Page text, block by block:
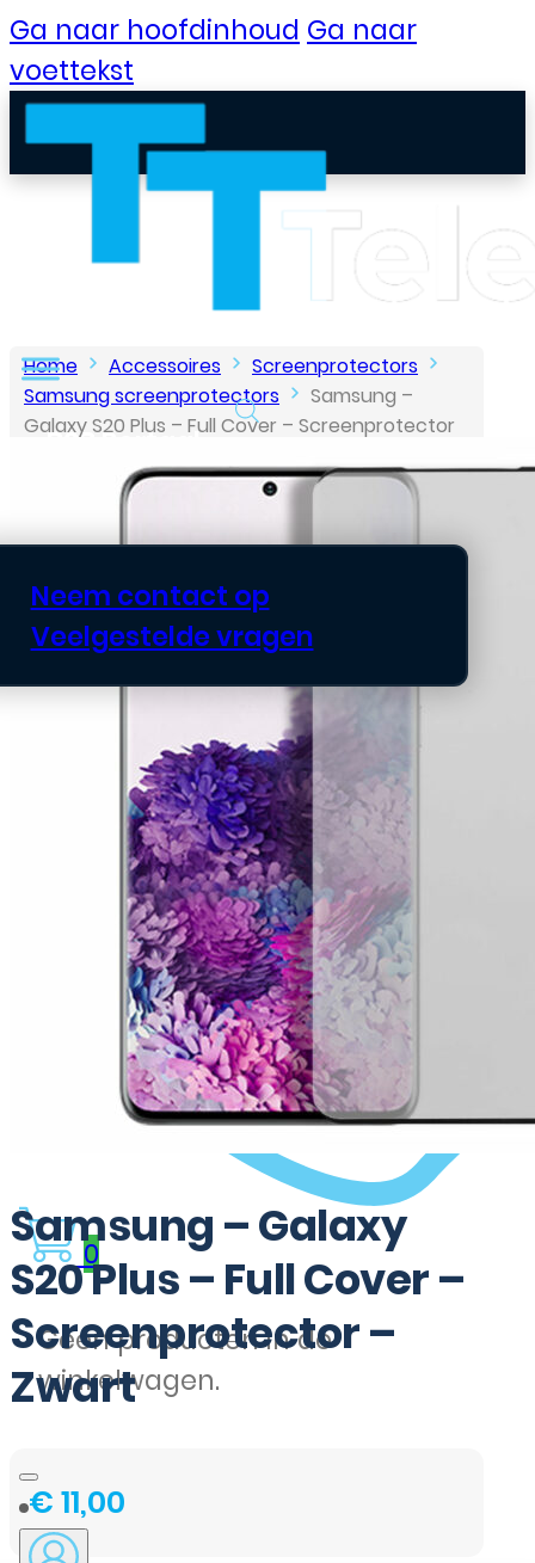
Ga naar hoofdinhoud Ga naar
voettekst
B2B Portaal
Neem contact op
Veelgestelde vragen
0
Geen producten in de
winkelwagen.
Home Accessoires
Screenprotectors
Samsung screenprotectors
Samsung –
Galaxy S20 Plus – Full Cover – Screenprotector
Samsung – Galaxy
S20 Plus – Full Cover –
Screenprotector –
Zwart
€11,00